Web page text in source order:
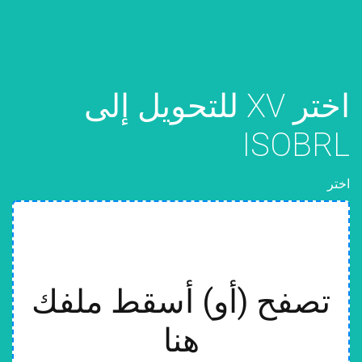
اختر XV للتحويل إلى
ISOBRL
اختر
تصفح (أو) أسقط ملفك
هنا